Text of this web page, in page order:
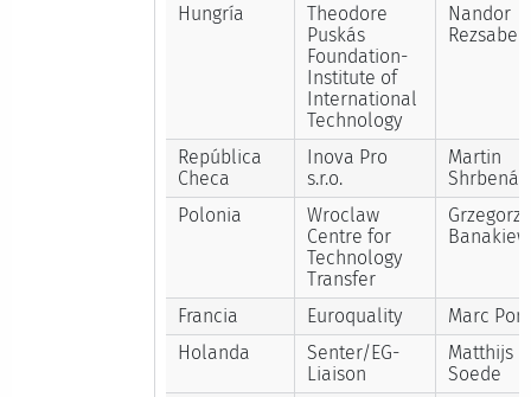
Hungría
Theodore
Puskás
Foundation-
Institute of
International
Technology
Nandor
Rezsabek
República
Checa
Inova Pro
s.r.o.
Martin
Shrbená
Polonia
Wroclaw
Centre for
Technology
Transfer
Grzegorz
Francia Euroquality
Marc
Holanda
Senter/EG-
Liaison
Matthijs
Soede